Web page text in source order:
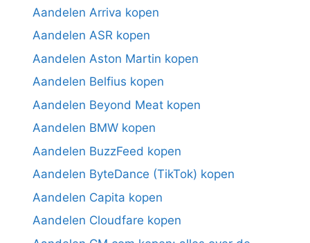
Aandelen Arriva kopen
Aandelen ASR kopen
Aandelen Aston Martin kopen
Aandelen Belfius kopen
Aandelen Beyond Meat kopen
Aandelen BMW kopen
Aandelen BuzzFeed kopen
Aandelen ByteDance (TikTok) kopen
Aandelen Capita kopen
Aandelen Cloudfare kopen